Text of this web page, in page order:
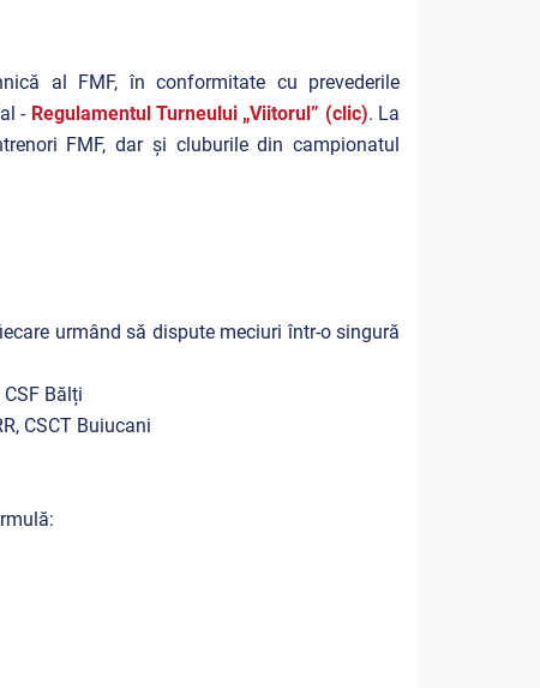
al FMF, în conformitate cu prevederile
- Regulamentul Turneului „Viitorul” (clic). La
FMF, dar și cluburile din campionatul
urmând să dispute meciuri într-o singură
Bălți
CSCT Buiucani